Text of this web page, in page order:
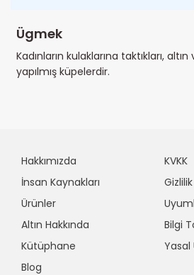
Ügmek
Kadınların kulaklarına taktıkları,
yapılmış küpelerdir.
Hakkımızda
İnsan Kaynakları
Ürünler
Altın Hakkında
Kütüphane
Blog
KVKK
Bilgi
Yasal